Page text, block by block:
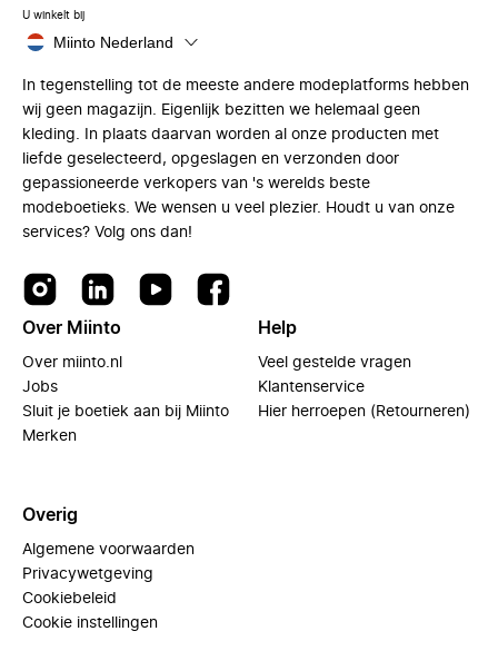
U winkelt bij
Miinto Nederland
In tegenstelling tot de meeste andere modeplatforms hebben
wij geen magazijn. Eigenlijk bezitten we helemaal geen
kleding. In plaats daarvan worden al onze producten met
liefde geselecteerd, opgeslagen en verzonden door
gepassioneerde verkopers van 's werelds beste
modeboetieks. We wensen u veel plezier. Houdt u van onze
services? Volg ons dan!
Over Miinto
Over miinto.nl
Jobs
Sluit je boetiek aan bij Miinto
Merken
Help
Veel gestelde vragen
Klantenservice
Hier herroepen (Retourneren)
Overig
Algemene voorwaarden
Privacywetgeving
Cookiebeleid
Cookie instellingen